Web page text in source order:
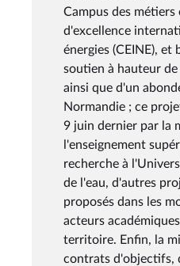
Campus des
d'excellence
énergies (CEINE), et
soutien à hauteur
ainsi que d'un
Normandie ; ce
9 juin dernier par la
l'enseignement
recherche à
de l'eau, d'autres
proposés dans les
acteurs
territoire. Enfin, la
contrats d'objectifs,